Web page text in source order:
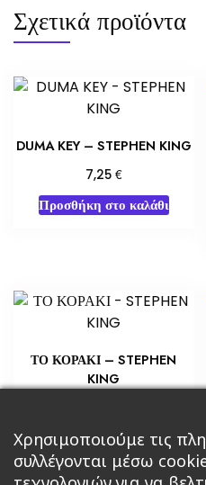
Σχετικά προϊόντα
DUMA KEY – STEPHEN KING
7,25 €
Προσθήκη στο καλάθι
ΤΟ ΚΟΡΑΚΙ – STEPHEN
KING
Προσθήκη στο καλάθι
Χρησιμοποιούμε τις
συλλέγονται μέσω